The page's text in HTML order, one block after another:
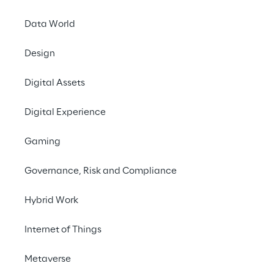
Data World
Design
Digital Assets
Digital Experience
Gaming
Governance, Risk and Compliance
Hybrid Work
Internet of Things
Metaverse
para